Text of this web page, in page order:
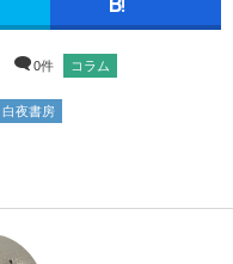
0件 コラム
白夜書房